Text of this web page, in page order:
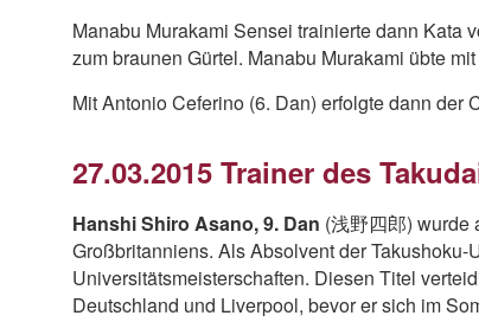
Manabu Murakami Sensei trainierte dann Kata
zum braunen Gürtel. Manabu Murakami übte
Mit Antonio Ceferino (6. Dan) erfolgte dann der
27.03.2015 Trainer des
Hanshi Shiro Asano, 9. Dan (浅野四郎) wurde
Großbritanniens. Als Absolvent der
Universitätsmeisterschaften. Diesen Titel
Deutschland und Liverpool, bevor er sich im